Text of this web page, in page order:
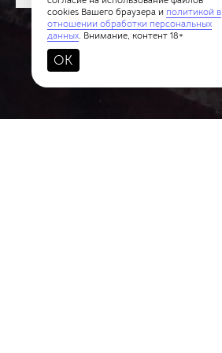
cookies Вашего браузера и политикой в
отношении обработки персональных
данных. Внимание, контент 18+
OK